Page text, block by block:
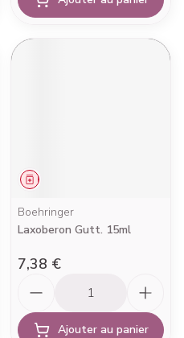
Médicament
Boehringer
Laxoberon Gutt. 15ml
7,38 €
Ajouter au panier